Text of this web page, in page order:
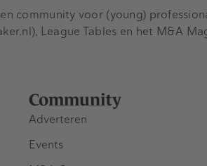
Community
Adverteren
Events
community voor (young)
League Tables en het M&A